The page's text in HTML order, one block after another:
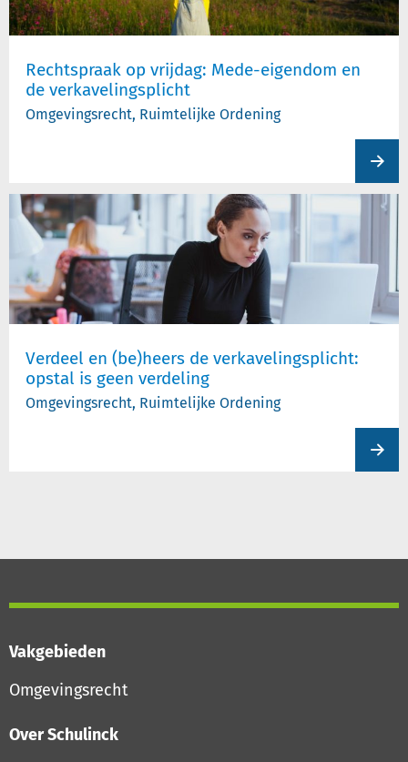
Rechtspraak op vrijdag: Mede-eigendom en
de verkavelingsplicht
Omgevingsrecht, Ruimtelijke Ordening
Verdeel en (be)heers de verkavelingsplicht:
opstal is geen verdeling
Omgevingsrecht, Ruimtelijke Ordening
Vakgebieden
Omgevingsrecht
Over Schulinck